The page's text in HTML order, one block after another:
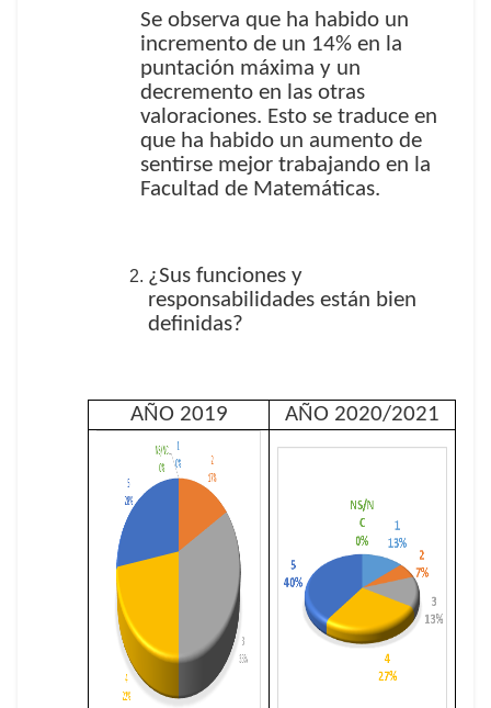
Se observa que ha habido un
incremento de un 14% en la
puntación máxima y un
decremento en las otras
valoraciones. Esto se traduce en
que ha habido un aumento de
sentirse mejor trabajando en la
Facultad de Matemáticas.
¿Sus funciones y
responsabilidades están bien
definidas?
AÑO 2019 AÑO 2020/2021